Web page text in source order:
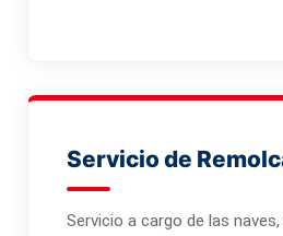
Servicio de
Servicio a cargo de las